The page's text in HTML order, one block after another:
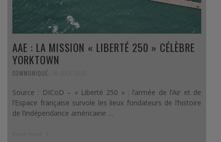
AAE : LA MISSION « LIBERTÉ 250 » CÉLÈBRE
YORKTOWN
COMMUNIQUÉ,
Source : DICoD – « Liberté 250 » : l’armée de l’Air et de
l’Espace française survole les lieux fondateurs de l’histoire
de l’indépendance américaine …